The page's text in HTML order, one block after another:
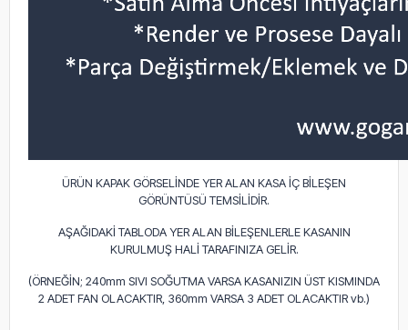
ÜRÜN KAPAK GÖRSELİNDE YER ALAN KASA İÇ BİLEŞEN
GÖRÜNTÜSÜ TEMSİLİDİR.
AŞAĞIDAKİ TABLODA YER ALAN BİLEŞENLERLE KASANIN
KURULMUŞ HALİ TARAFINIZA GELİR.
(ÖRNEĞİN; 240mm SIVI SOĞUTMA VARSA KASANIZIN ÜST KISMINDA
2 ADET FAN OLACAKTIR, 360mm VARSA 3 ADET OLACAKTIR vb.)